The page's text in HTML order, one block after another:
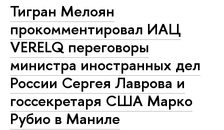
Тигран Мелоян
прокомментировал ИАЦ
VERELQ переговоры
министра иностранных дел
России Сергея Лаврова и
госсекретаря США Марко
Рубио в Маниле